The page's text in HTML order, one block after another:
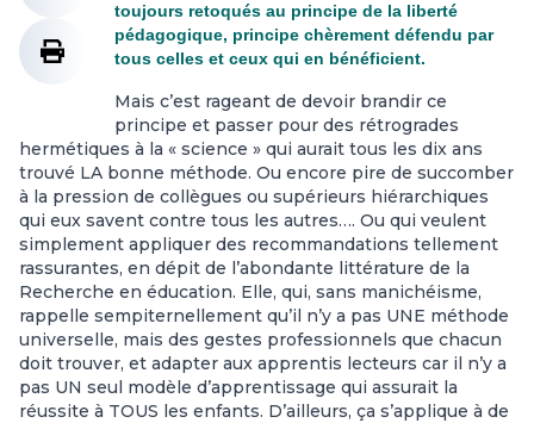
toujours retoqués au principe de la liberté
pédagogique, principe chèrement défendu par
tous celles et ceux qui en bénéficient.
Mais c’est rageant de devoir brandir ce
principe et passer pour des rétrogrades
hermétiques à la « science » qui aurait tous les dix ans
trouvé LA bonne méthode. Ou encore pire de succomber
à la pression de collègues ou supérieurs hiérarchiques
qui eux savent contre tous les autres…. Ou qui veulent
simplement appliquer des recommandations tellement
rassurantes, en dépit de l’abondante littérature de la
Recherche en éducation. Elle, qui, sans manichéisme,
rappelle sempiternellement qu’il n’y a pas UNE méthode
universelle, mais des gestes professionnels que chacun
doit trouver, et adapter aux apprentis lecteurs car il n’y a
pas UN seul modèle d’apprentissage qui assurait la
réussite à TOUS les enfants. D’ailleurs, ça s’applique à de